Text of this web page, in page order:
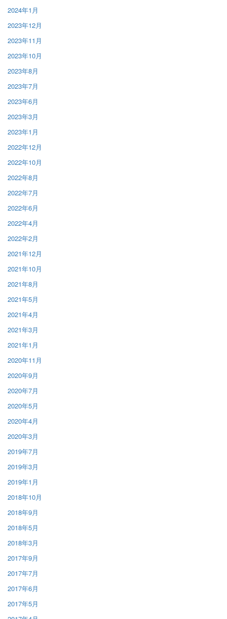
2024年1月
2023年12月
2023年11月
2023年10月
2023年8月
2023年7月
2023年6月
2023年3月
2023年1月
2022年12月
2022年10月
2022年8月
2022年7月
2022年6月
2022年4月
2022年2月
2021年12月
2021年10月
2021年8月
2021年5月
2021年4月
2021年3月
2021年1月
2020年11月
2020年9月
2020年7月
2020年5月
2020年4月
2020年3月
2019年7月
2019年3月
2019年1月
2018年10月
2018年9月
2018年5月
2018年3月
2017年9月
2017年7月
2017年6月
2017年5月